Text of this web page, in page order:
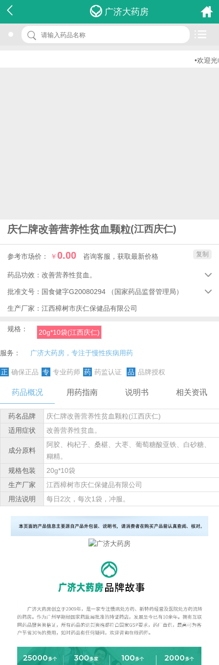
广济大药房
•欢迎光
庆仁牌改善营养性贫血颗粒(江西庆仁)
参考市场价： ￥0.00 咨询客服，获取最新价格
名 称：庆仁牌改善营养性贫血颗粒
品 牌：(江西庆仁)
复制
药品功效： 改善营养性贫血。 
批准文号： 国食健字G20080294 （国家药品监督管理局） 
生产厂家： 江西樟树市庆仁保健品有限公司
规格： 20g*10袋(江西庆仁)
服务： 广济大药房，专注于慢性疾病用药
正 确保正品 专 专业药师 药 药监认证 品 品牌授权
药品概况 用药指南 说明书 相关资讯
药名品牌
庆仁牌改善营养性贫血颗粒(江西庆仁)
适用症状
改善营养性贫血。
成分原料
阿胶、枸杞子、桑椹、大枣、葡萄糖酸亚铁、白砂糖、
糊精。
规格包装
20g*10袋
生产厂家
江西樟树市庆仁保健品有限公司
用法说明
每日2次，每次1袋，冲服。